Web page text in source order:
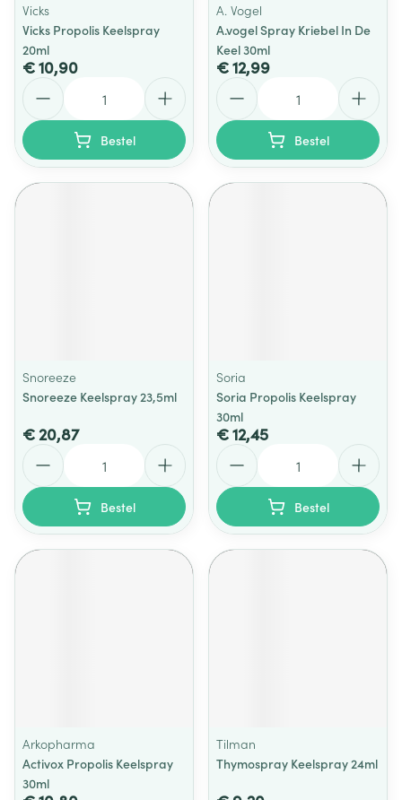
Vicks
Vicks Propolis Keelspray
20ml
€ 10,90
Bestel
A. Vogel
A.vogel Spray Kriebel In De
Keel 30ml
€ 12,99
Bestel
Snoreeze
Snoreeze Keelspray 23,5ml
€ 20,87
Bestel
Soria
Soria Propolis Keelspray
30ml
€ 12,45
Bestel
Arkopharma
Activox Propolis Keelspray
30ml
Tilman
Thymospray Keelspray 24ml